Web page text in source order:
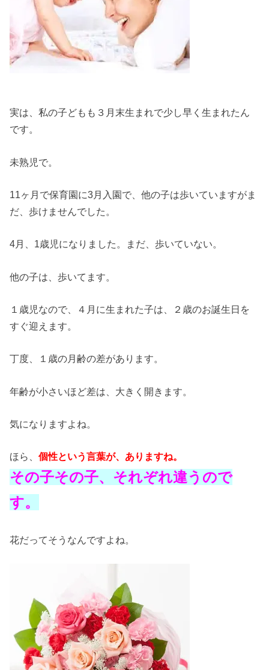
実は、私の子どもも３月末生まれで少し早く生まれたん
です。
未熟児で。
11ヶ月で保育園に3月入園で、他の子は歩いていますがま
だ、歩けませんでした。
4月、1歳児になりました。まだ、歩いていない。
他の子は、歩いてます。
１歳児なので、４月に生まれた子は、２歳のお誕生日を
すぐ迎えます。
丁度、１歳の月齢の差があります。
年齢が小さいほど差は、大きく開きます。
気になりますよね。
ほら、個性という言葉が、ありますね。
その子その子、それぞれ違うので
す。
花だってそうなんですよね。